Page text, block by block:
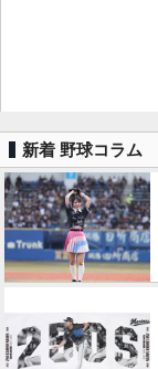
新着 野球コラム